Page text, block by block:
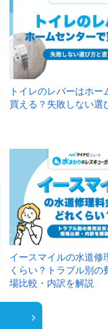
トイレのレバーはホー
買える？失敗しない選
イースマイルの水道修
くらい？トラブル別の
場比較・内訳を解説